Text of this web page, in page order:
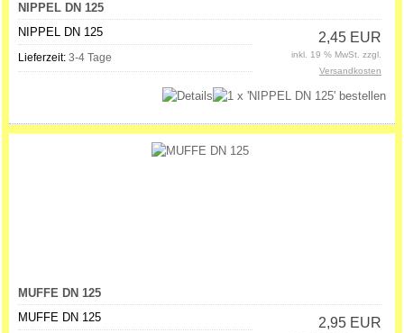
NIPPEL DN 125
NIPPEL DN 125
Lieferzeit: 3-4 Tage
2,45 EUR
inkl. 19 % MwSt. zzgl.
Versandkosten
MUFFE DN 125
MUFFE DN 125
2,95 EUR